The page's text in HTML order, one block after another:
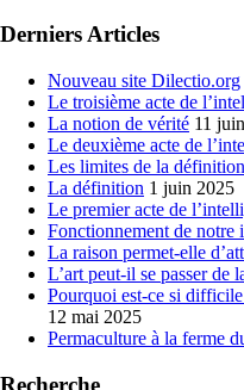
Derniers Articles
Nouveau site Dilectio.org
Le troisième acte de
La notion de vérité 11
Le deuxième acte de
Les limites de la définition
La définition 1 juin 2025
Le premier acte de
Fonctionnement de notre
La raison permet-elle
L’art peut-il se passer de
Pourquoi est-ce si difficile
12 mai 2025
Permaculture à la ferme
Recherche